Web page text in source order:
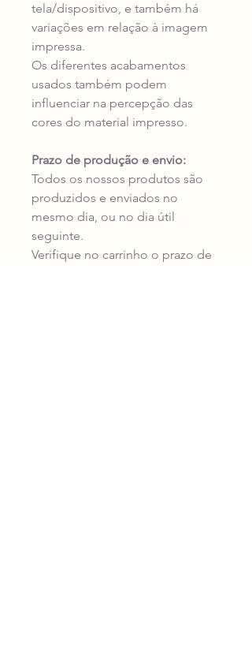
tela/dispositivo, e também há
variações em relação à imagem
impressa.
Os diferentes acabamentos
usados também podem
influenciar na percepção das
cores do material impresso.
Prazo de produção e envio:
Todos os nossos produtos são
produzidos e enviados no
mesmo dia, ou no dia útil
seguinte.
Verifique no carrinho o prazo de